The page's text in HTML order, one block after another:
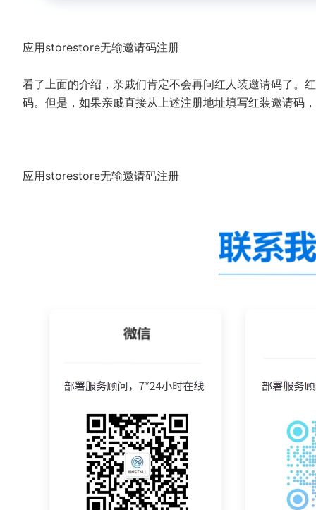
应用storestore无输邀请码注册
看了上面的介绍，亲戚们肯定不会再问红人装邀请码了。
码。但是，如果亲戚直接从上述注册地址填写红装邀请码
应用storestore无输邀请码注册